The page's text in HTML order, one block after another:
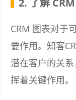
CRM 图表对于
要作用。知客
潜在客户的关
挥着关键作用。